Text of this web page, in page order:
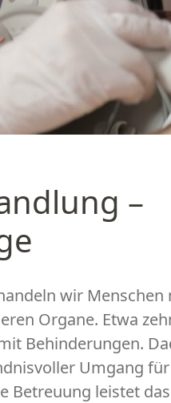
–
wir
Organe. Etwa
Behinderungen.
Umgang
Betreuung leistet